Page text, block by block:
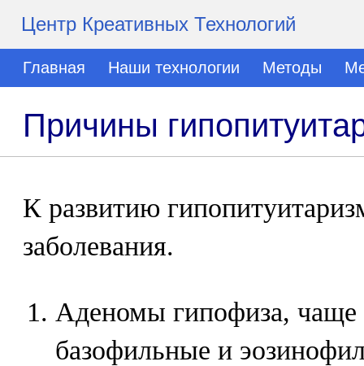
Центр Креативных Технологий
Главная Наши технологии Методы
Причины
К развитию
заболевания.
Аденомы гипофиза,
базофильные и